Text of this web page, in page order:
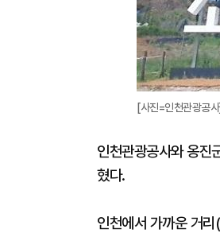
[사진=인천관광공사]
인천관광공사와 옹진
혔다.
인천에서 가까운 거